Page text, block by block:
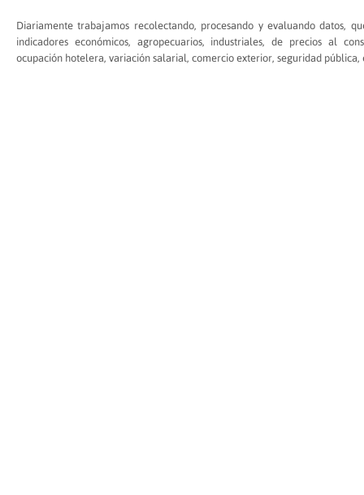
Diariamente trabajamos recolectando, procesando y evaluando datos,
indicadores económicos, agropecuarios, industriales, de precios al
ocupación hotelera, variación salarial, comercio exterior, seguridad pública,